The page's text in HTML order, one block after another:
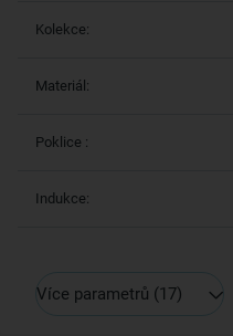
Kolekce:
Materiál:
Poklice :
Indukce:
Více parametrů (17)